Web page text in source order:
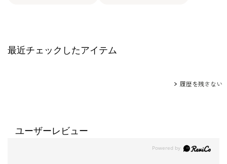
最近チェックしたアイテム
履歴を残さない
ユーザーレビュー